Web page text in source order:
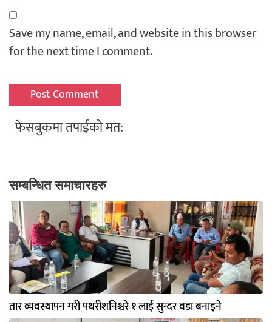
Save my name, email, and website in this browser
for the next time I comment.
फेसबुकमा तपाईको मत:
सम्बन्धित समाचारहरु
तार व्यवस्थापन गरी पथरीशनिश्चरे १ लाई सुन्दर वडा बनाइने